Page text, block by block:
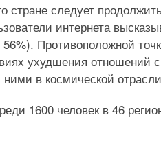
стране следует
интернета
Противоположной
ухудшения
ними в космической
1600 человек в 46